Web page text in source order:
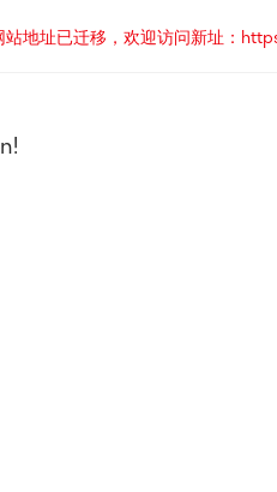
站地址已迁移，欢迎访问新址：